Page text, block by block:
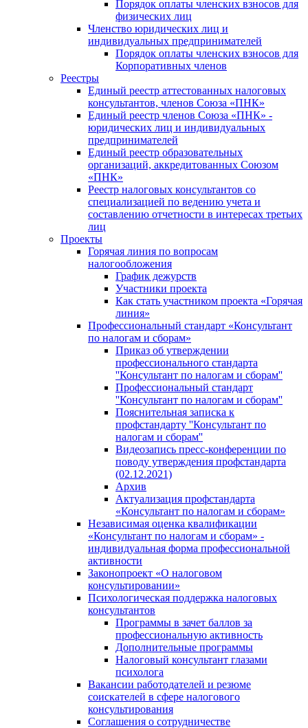
Порядок оплаты членских взносов для
физических лиц
Членство юридических лиц и
индивидуальных предпринимателей
Порядок оплаты членских взносов для
Корпоративных членов
Реестры
Единый реестр аттестованных налоговых
консультантов, членов Союза «ПНК»
Единый реестр членов Союза «ПНК» -
юридических лиц и индивидуальных
предпринимателей
Единый реестр образовательных
организаций, аккредитованных Союзом
«ПНК»
Реестр налоговых консультантов со
специализацией по ведению учета и
составлению отчетности в интересах третьих
лиц
Проекты
Горячая линия по вопросам
налогообложения
График дежурств
Участники проекта
Как стать участником проекта «Горячая
линия»
Профессиональный стандарт «Консультант
по налогам и сборам»
Приказ об утверждении
профессионального стандарта
''Консультант по налогам и сборам''
Профессиональный стандарт
''Консультант по налогам и сборам''
Пояснительная записка к
профстандарту ''Консультант по
налогам и сборам''
Видеозапись пресс-конференции по
поводу утверждения профстандарта
(02.12.2021)
Архив
Актуализация профстандарта
«Консультант по налогам и сборам»
Независимая оценка квалификации
«Консультант по налогам и сборам» -
индивидуальная форма профессиональной
активности
Законопроект «О налоговом
консультировании»
Психологическая поддержка налоговых
консультантов
Программы в зачет баллов за
профессиональную активность
Дополнительные программы
Налоговый консультант глазами
психолога
Вакансии работодателей и резюме
соискателей в сфере налогового
консультирования
Соглашения о сотрудничестве